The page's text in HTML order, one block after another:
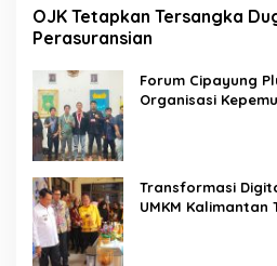
OJK Tetapkan Tersangka
Perasuransian
Forum Cipayung
Organisasi
Transformasi
UMKM Kalimantan